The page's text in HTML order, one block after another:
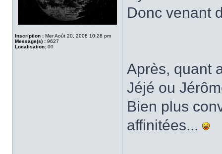
Inscription : Mer Août 20, 2008 10:28 pm
Message(s) : 9627
Localisation: 00
Donc venant
Après, quant
Jéjé ou
Bien plus
affinitées...